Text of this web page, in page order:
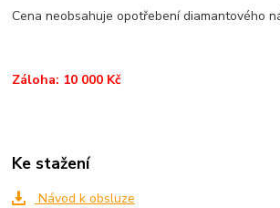
Cena neobsahuje opotřebení diamantového
Záloha: 10 000 Kč
Ke stažení
Návod k obsluze